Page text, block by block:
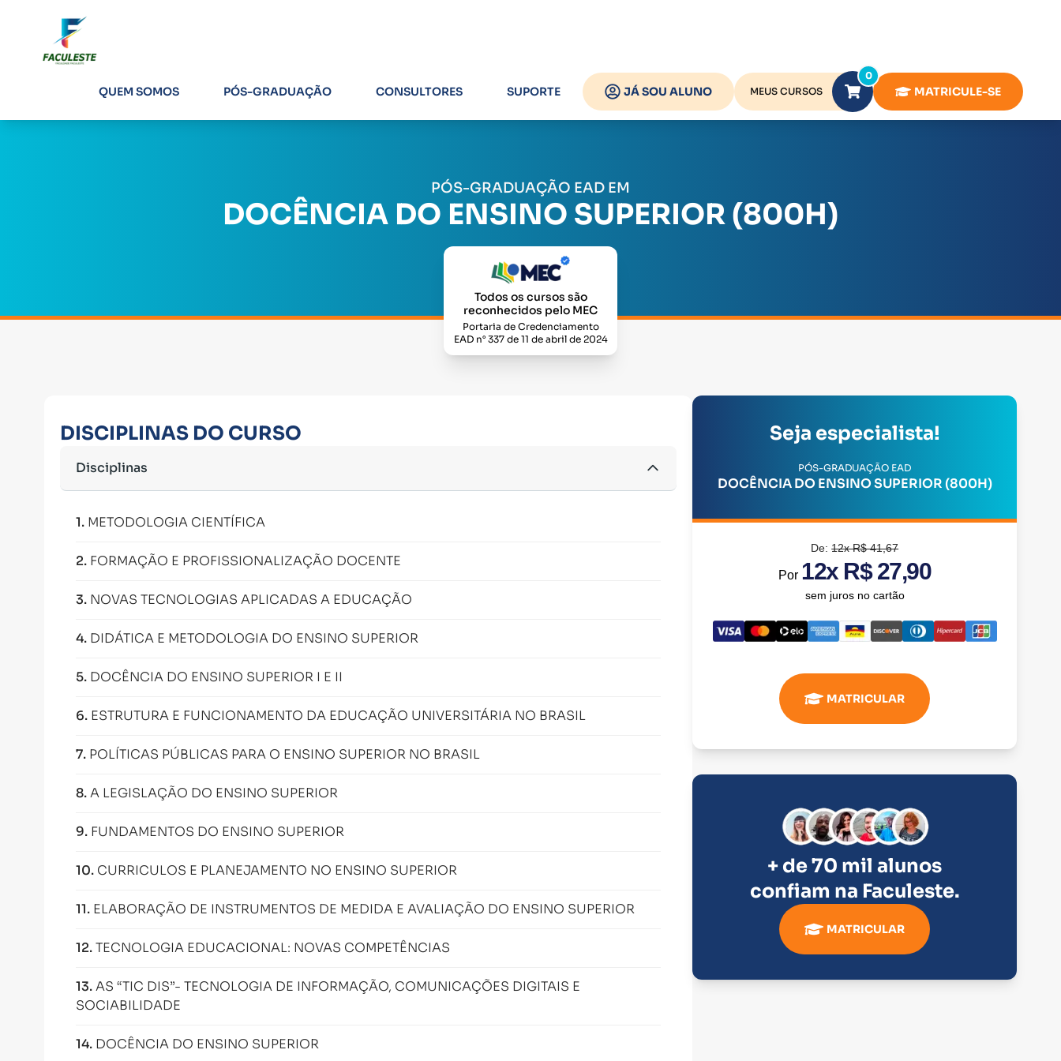
QUEM SOMOS PÓS-GRADUAÇÃO CONSULTORES SUPORTE JÁ SOU ALUNO MEUS CURSOS
0
MATRICULE-SE
PÓS-GRADUAÇÃO EAD EM
DOCÊNCIA DO ENSINO SUPERIOR (800H)
Todos os cursos são
reconhecidos pelo MEC
Portaria de Credenciamento
EAD n° 337 de 11 de abril de 2024
DISCIPLINAS DO CURSO
Disciplinas
1. METODOLOGIA CIENTÍFICA
2. FORMAÇÃO E PROFISSIONALIZAÇÃO DOCENTE
3. NOVAS TECNOLOGIAS APLICADAS A EDUCAÇÃO
4. DIDÁTICA E METODOLOGIA DO ENSINO SUPERIOR
5. DOCÊNCIA DO ENSINO SUPERIOR I E II
6. ESTRUTURA E FUNCIONAMENTO DA EDUCAÇÃO UNIVERSITÁRIA NO BRASIL
7. POLÍTICAS PÚBLICAS PARA O ENSINO SUPERIOR NO BRASIL
8.A LEGISLAÇÃO DO ENSINO SUPERIOR
9. FUNDAMENTOS DO ENSINO SUPERIOR
10. CURRICULOS E PLANEJAMENTO NO ENSINO SUPERIOR
11. ELABORAÇÃO DE INSTRUMENTOS DE MEDIDA E AVALIAÇÃO DO ENSINO SUPERIOR
12.TECNOLOGIA EDUCACIONAL: NOVAS COMPETÊNCIAS
13.AS “TIC DIS”- TECNOLOGIA DE INFORMAÇÃO, COMUNICAÇÕES DIGITAIS E
SOCIABILIDADE
14. DOCÊNCIA DO ENSINO SUPERIOR
Seja especialista!
PÓS-GRADUAÇÃO EAD
DOCÊNCIA DO ENSINO SUPERIOR (800H)
De:12x R$ 41,67
Por 12x R$ 27,90
sem juros no cartão
MATRICULAR
+ de 70 mil alunos
confiam na Faculeste.
MATRICULAR